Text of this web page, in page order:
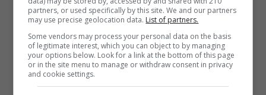
partners, or used specifically by this site. We and our partners
may use precise geolocation data. List of partners.
Some vendors may process your personal data on the basis
of legitimate interest, which you can object to by managing
your options below. Look for a link at the bottom of this page
or in the site menu to manage or withdraw consent in privacy
and cookie settings.